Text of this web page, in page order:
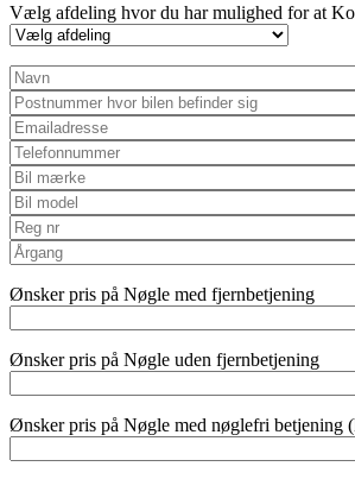
Vælg afdeling hvor du har mulighed for at
Ønsker pris på Nøgle med fjernbetjening
Ønsker pris på Nøgle uden fjernbetjening
Ønsker pris på Nøgle med nøglefri betjening